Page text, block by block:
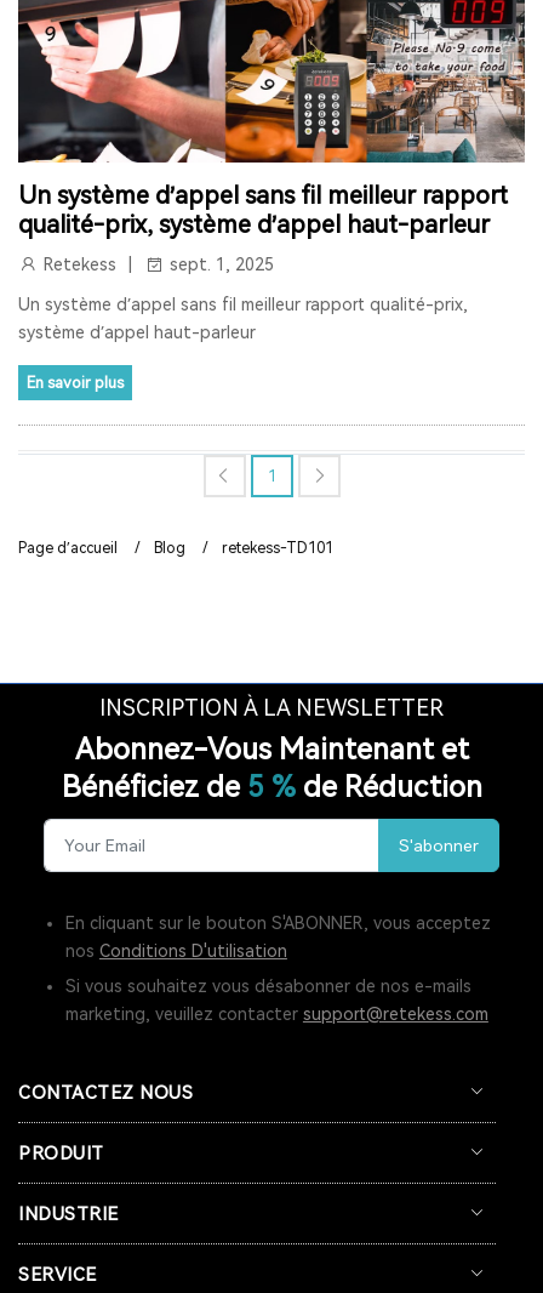
Un système d’appel sans fil meilleur rapport
qualité-prix, système d’appel haut-parleur
Retekess sept. 1, 2025
Un système d’appel sans fil meilleur rapport qualité-prix,
système d’appel haut-parleur
En savoir plus
1
RESTAURANT HÔPITAL RADIO RADIO PORTABLE
FM AM RADIO RADIO DE POCHE RADIO DE DOUCHE
ENCEINTE BLUETOOTH ÉTANCHE
HAUT-PARLEUR BLUETOOTH SANS FIL RADIO FM
RETEKESS AUDIOGUIDE TT128
AUDIOGUIDE DU MUSÉE TOUR GUIDE SYSTEM
HAUT-PARLEUR DE FENÊTRE
SYSTÈME D'INTERPHONE DE COMPTEUR À DEUX VOIES
RADIO PORTABLE
RADIO BLUETOOTH POSTE RADIO RADIO SW
RADIO LW RESTAURANT PAGER
SYSTÈME D'APPEL POUR CUISINE INTERPHONE DE FENÊTRE
SYSTÈME D'INTERPHONE DE HAUT-PARLEUR DE FENÊTRE
SYSTÈME D'APPEL À L'ÉCRAN BIPEUR RESTAURANT
CASQUE DE COMMUNICATION BIDIRECTIONNEL
SYSTÈME AUDIOGUIDE
Page d’accueil / Blog / retekess-TD101
INSCRIPTION À LA NEWSLETTER
Abonnez-Vous Maintenant et
Bénéficiez de 5 %de Réduction
S'abonner
En cliquant sur le bouton S'ABONNER, vous acceptez
nos Conditions D'utilisation
Si vous souhaitez vous désabonner de nos e-mails
marketing, veuillez contacter support@retekess.com
CONTACTEZ NOUS
PRODUIT
INDUSTRIE
SERVICE